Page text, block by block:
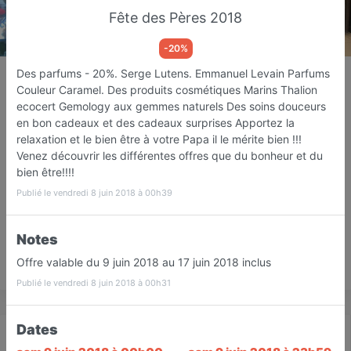
MANDALA
Institut de beauté
Sucy-en-Brie
Favori Contacter
Save
Actualité
Fête des Pères 2018
-20%
Des parfums - 20%. Serge Lutens. Emmanuel Levain Parfums
Couleur Caramel. Des produits cosmétiques Marins Thalion
ecocert Gemology aux gemmes naturels Des soins douceurs
en bon cadeaux et des cadeaux surprises Apportez la
relaxation et le bien être à votre Papa il le mérite bien !!!
Venez découvrir les différentes offres que du bonheur et du
bien être!!!!
Publié le vendredi 8 juin 2018 à 00h39
Notes
Offre valable du 9 juin 2018 au 17 juin 2018 inclus
Publié le vendredi 8 juin 2018 à 00h31
Dates